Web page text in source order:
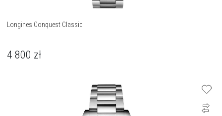
Longines Conquest Classic
4 800 zł